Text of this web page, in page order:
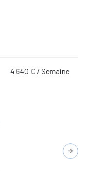
4 640 € / Semaine